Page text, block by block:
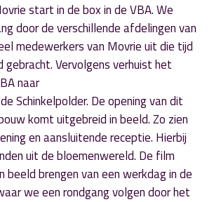
start in de box in de VBA. We
door de verschillende afdelingen van
medewerkers van Movrie uit die tijd
gebracht. Vervolgens verhuist het
naar
Schinkelpolder. De opening van dit
komt uitgebreid in beeld. Zo zien
en aansluitende receptie. Hierbij
uit de bloemenwereld. De film
brengen van een werkdag in de
we een rondgang volgen door het